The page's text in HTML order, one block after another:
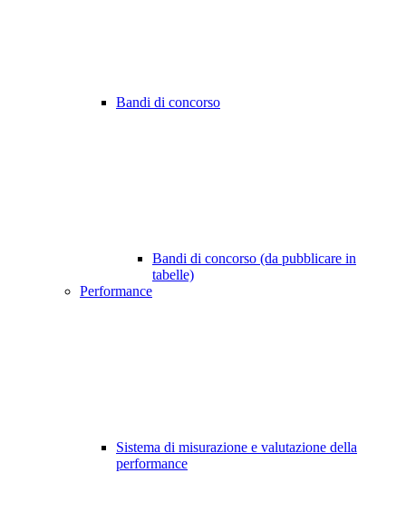
Bandi di concorso
Bandi di concorso (da pubblicare in
tabelle)
Performance
Sistema di misurazione e valutazione della
performance